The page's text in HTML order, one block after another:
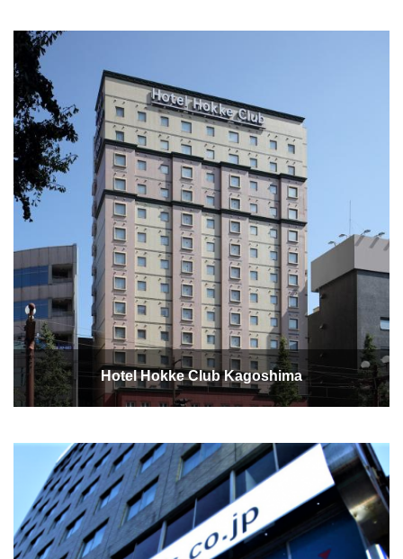
Hotel Hokke Club Kagoshima